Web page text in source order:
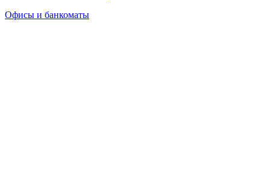
Офисы и банкоматы